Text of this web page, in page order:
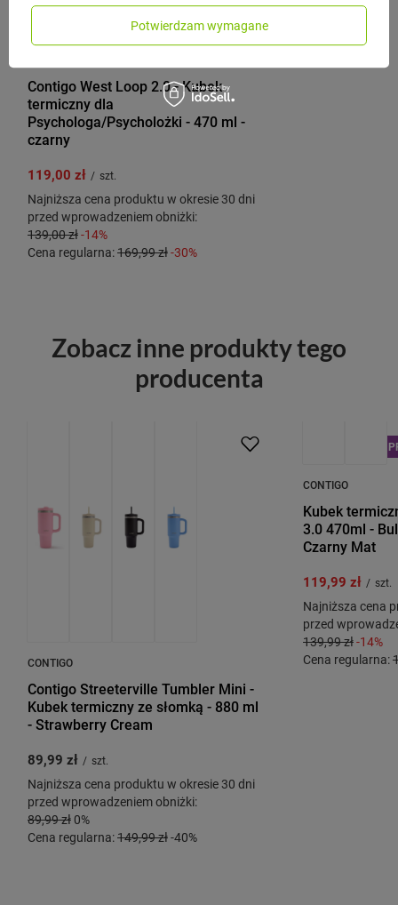
Contigo West Loop 2.0 - Kubek
termiczny dla
Psychologa/Psycholożki - 470 ml -
czarny
119,00 zł / szt.
Najniższa cena produktu w okresie 30 dni
przed wprowadzeniem obniżki:
139,00 zł-14%
Cena regularna:169,99 zł-30%
Zobacz inne produkty tego
producenta
CONTIGO
Contigo Streeterville Tumbler Mini -
Kubek termiczny ze słomką - 880 ml
- Strawberry Cream
89,99 zł / szt.
Najniższa cena produktu w okresie 30 dni
przed wprowadzeniem obniżki:
89,99 zł 0%
Cena regularna:149,99 zł-40%
CONTIGO
Kubek
3.0 470ml -
Czarny Mat
119,99 zł / szt.
Najniższa cena
przed
139,99 zł-14%
Cena regularna:
Potwierdzam wymagane